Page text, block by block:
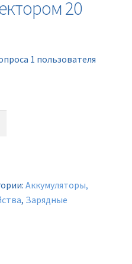
20
1 пользователя
Аккумуляторы,
, Зарядные